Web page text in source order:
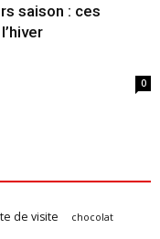
saison : ces
0
de visite chocolat